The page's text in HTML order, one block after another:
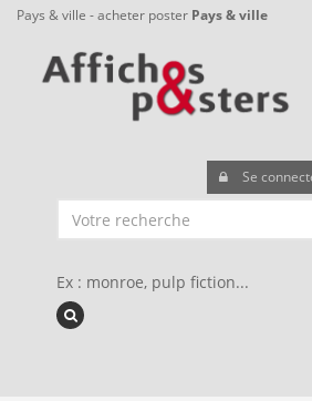
Pays & ville - acheter poster Pays & ville
Se
Ex : monroe, pulp fiction...